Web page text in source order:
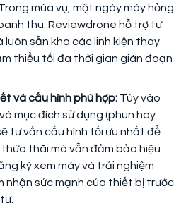
mùa vụ, một ngày máy hỏng
thu. Reviewdrone hỗ trợ tư
luôn sẵn kho các linh kiện thay
thiểu tối đa thời gian gián đoạn
và cấu hình phù hợp: Tùy vào
mục đích sử dụng (phun hay
tư vấn cấu hình tối ưu nhất để
thãi mà vẫn đảm bảo hiệu
ký xem máy và trải nghiệm
nhận sức mạnh của thiết bị trước